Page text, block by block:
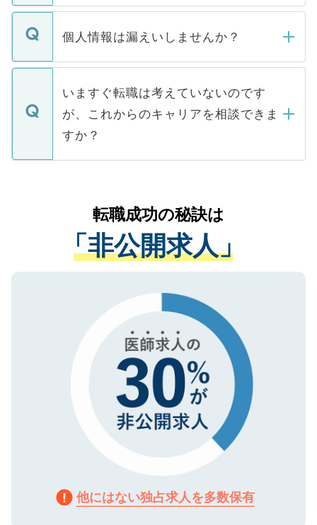
ません。
■応募殺到を避けるため 人気のある医療機
関を公にしてしまうと、応募が殺到する場
に、医療機関が求める条件に合った人材の
みを人材紹介会社に依頼するケースが増え
ています。
転職・入職を強要することは一切ありませ
ん。また、仮に応募先から内定をいただい
定を承諾する必要はありません。内定先へ
の辞退の連絡はキャリアパートナーが行い
個人情報は漏えいしませんか？
個人情報が漏えいすることはありませんの
で、ご安心ください。当サイトからの登録
などで収集したご登録者様の個人情報は、
ご本人のキャリアアップおよび転職活動の
支援を目的に使用いたします。お預かりし
ているすべての個人データはご本人の許可
は、個人情報の取り扱いについての厳密な
管理基準を満たした事業者のみに付与され
る、プライバシーマークを取得済みです。
で、機密保持に関してもご安心ください。
いますぐ転職は考えていないのです
が、これからのキャリアを相談できま
すか？
かがいして、現在の医療機関の状況や紹介
経験をまじえながら、適切なアドバイスを
させていただきます。すぐにご転職をされ
ない方には、長期的なサポートが可能です
ので、まずはご登録ください。
転職成功の秘訣は
「非公開求人」
他にはない独占求人を多数保有